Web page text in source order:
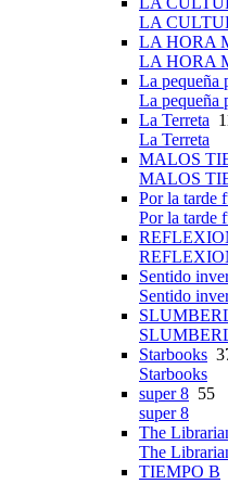
LA
LA HORA
LA HORA
La pequeña
La pequeña
La Terreta
La Terreta
MALOS
MALOS
Por la tarde
Por la tarde
Sentido
Sentido
Starbooks
Starbooks
super 8 55
super 8
The
The
TIEMPO B